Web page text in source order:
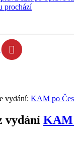
vydání: KAM po
vydání KAM